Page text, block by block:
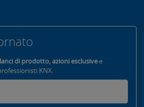
lanci di prodotto, azioni esclusivee
KNX.